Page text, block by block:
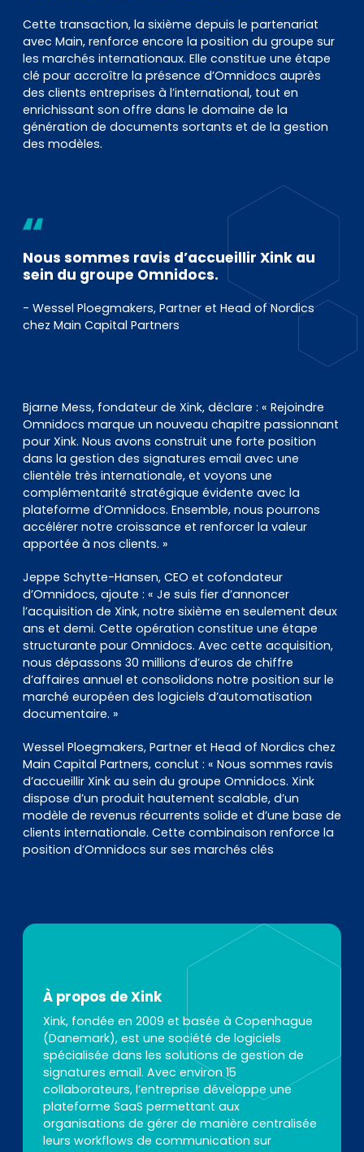
Cette transaction, la sixième depuis le partenariat
avec Main, renforce encore la position du groupe sur
les marchés internationaux. Elle constitue une étape
clé pour accroître la présence d’Omnidocs auprès
des clients entreprises à l’international, tout en
enrichissant son offre dans le domaine de la
génération de documents sortants et de la gestion
des modèles.
Nous sommes ravis d’accueillir Xink au
sein du groupe Omnidocs.
- Wessel Ploegmakers, Partner et Head of Nordics
chez Main Capital Partners
Bjarne Mess, fondateur de Xink, déclare : « Rejoindre
Omnidocs marque un nouveau chapitre passionnant
pour Xink. Nous avons construit une forte position
dans la gestion des signatures email avec une
clientèle très internationale, et voyons une
complémentarité stratégique évidente avec la
plateforme d’Omnidocs. Ensemble, nous pourrons
accélérer notre croissance et renforcer la valeur
apportée à nos clients. »
Jeppe Schytte-Hansen, CEO et cofondateur
d’Omnidocs, ajoute : « Je suis fier d’annoncer
l’acquisition de Xink, notre sixième en seulement deux
ans et demi. Cette opération constitue une étape
structurante pour Omnidocs. Avec cette acquisition,
nous dépassons 30 millions d’euros de chiffre
d’affaires annuel et consolidons notre position sur le
marché européen des logiciels d’automatisation
documentaire. »
Wessel Ploegmakers, Partner et Head of Nordics chez
Main Capital Partners, conclut : « Nous sommes ravis
d’accueillir Xink au sein du groupe Omnidocs. Xink
dispose d’un produit hautement scalable, d’un
modèle de revenus récurrents solide et d’une base de
clients internationale. Cette combinaison renforce la
position d’Omnidocs sur ses marchés clés
À propos de Xink
Xink, fondée en 2009 et basée à Copenhague
(Danemark), est une société de logiciels
spécialisée dans les solutions de gestion de
signatures email. Avec environ 15
collaborateurs, l’entreprise développe une
plateforme SaaS permettant aux
organisations de gérer de manière centralisée
leurs workflows de communication sur